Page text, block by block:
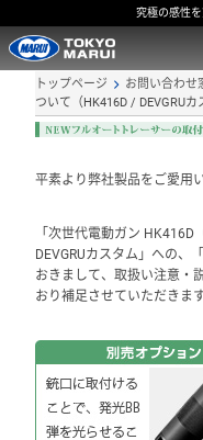
究極の感性
トップページ お問い合わせ
ついて（HK416D / DEVGRUカ
平素より弊社製品をご愛用
「次世代電動ガン
DEVGRUカスタム」への、
おきまして、取扱い注意・
おり補足させていただきます